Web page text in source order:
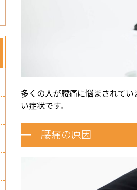
多くの人が腰痛に悩まされて
い症状です。
腰痛の原因